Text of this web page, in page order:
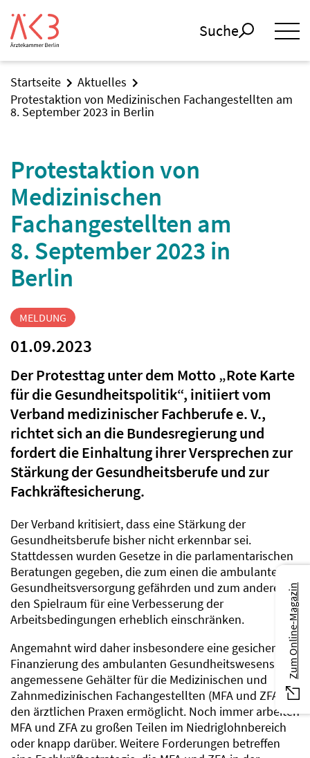
Suche
Startseite
Aktuelles
Protestaktion von Medizinischen Fachangestellten am
8. September 2023 in Berlin
Protestaktion von
Medizinischen
Fachangestellten am
8. September 2023 in
Berlin
MELDUNG
01.09.2023
Der Protesttag unter dem Motto „Rote Karte
für die Gesundheitspolitik“, initiiert vom
Verband medizinischer Fachberufe e. V.,
richtet sich an die Bundesregierung und
fordert die Einhaltung ihrer Versprechen zur
Stärkung der Gesundheitsberufe und zur
Fachkräftesicherung.
Der Verband kritisiert, dass eine Stärkung der
Gesundheitsberufe bisher nicht erkennbar sei.
Stattdessen wurden Gesetze in die parlamentarischen
Beratungen gegeben, die zum einen die ambulante
Gesundheitsversorgung gefährden und zum anderen
den Spielraum für eine Verbesserung der
Arbeitsbedingungen erheblich einschränken.
Angemahnt wird daher insbesondere eine gesicherte
Finanzierung des ambulanten Gesundheitswesens, die
angemessene Gehälter für die Medizinischen und
Zahnmedizinischen Fachangestellten (MFA und ZFA) in
den ärztlichen Praxen ermöglicht. Noch immer arbeiten
MFA und ZFA zu großen Teilen im Niedriglohnbereich
oder knapp darüber. Weitere Forderungen betreffen
Zum Online-Magazin